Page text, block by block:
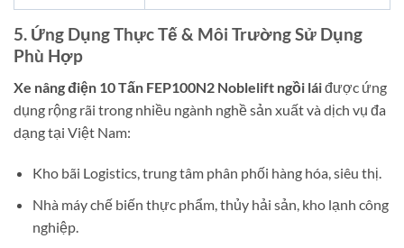
5. Ứng Dụng Thực Tế & Môi Trường Sử Dụng
Phù Hợp
Xe nâng điện 10 Tấn FEP100N2 Noblelift ngồi láiđược ứng
dụng rộng rãi trong nhiều ngành nghề sản xuất và dịch vụ đa
dạng tại Việt Nam:
Kho bãi Logistics, trung tâm phân phối hàng hóa, siêu thị.
Nhà máy chế biến thực phẩm, thủy hải sản, kho lạnh công
nghiệp.